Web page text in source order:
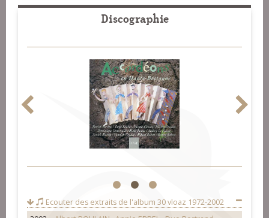
Discographie
1 2 3
Ecouter des extraits de l'album 30 vloaz 1972-2002